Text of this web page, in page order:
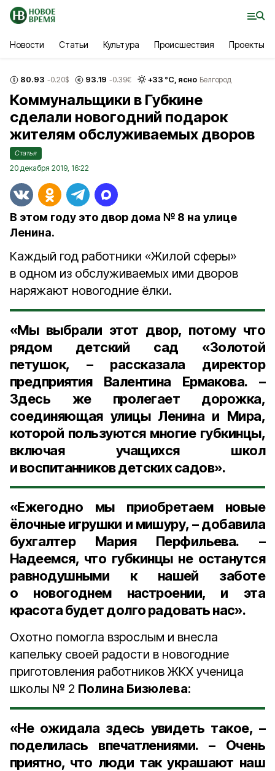
Новости Статьи Культура Происшествия Проекты
80.93 -0.20$ 93.19 -0.39€ +33 °С, ясно Белгород
Коммунальщики в Губкине
сделали новогодний подарок
жителям обслуживаемых дворов
Статья
20 декабря 2019, 16:22
В этом году это двор дома № 8 на улице
Ленина.
Каждый год работники «Жилой сферы»
в одном из обслуживаемых ими дворов
наряжают новогодние ёлки.
«Мы выбрали этот двор, потому что
рядом детский сад «Золотой
петушок, – рассказала директор
предприятия Валентина Ермакова. –
Здесь же пролегает дорожка,
соединяющая улицы Ленина и Мира,
которой пользуются многие губкинцы,
включая учащихся школ
и воспитанников детских садов».
«Ежегодно мы приобретаем новые
ёлочные игрушки и мишуру, – добавила
бухгалтер Мария Перфильева. –
Надеемся, что губкинцы не останутся
равнодушными к нашей заботе
о новогоднем настроении, и эта
красота будет долго радовать нас».
Охотно помогла взрослым и внесла
капельку своей радости в новогодние
приготовления работников ЖКХ ученица
школы № 2 Полина Бизюлева:
«Не ожидала здесь увидеть такое, –
поделилась впечатлениями. – Очень
приятно, что люди так украшают наш